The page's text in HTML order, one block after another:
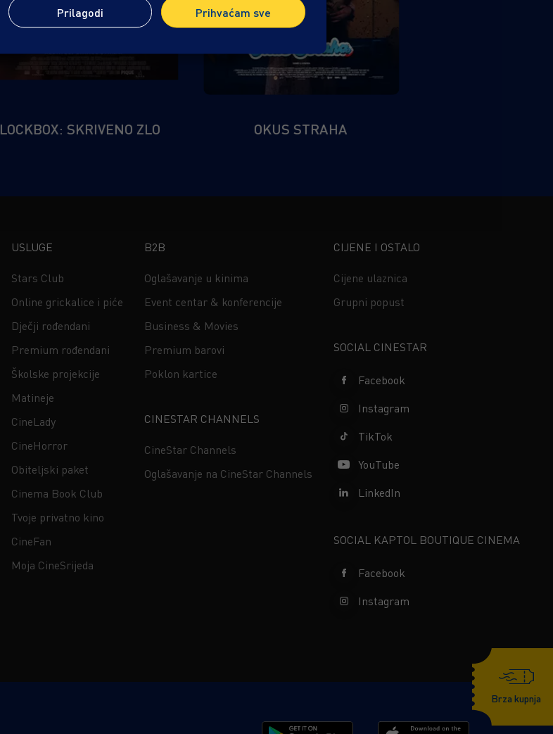
LOCKBOX: SKRIVENO ZLO OKUS STRAHA
USLUGE
Stars Club
Online grickalice i piće
Dječji rođendani
Premium rođendani
Školske projekcije
Matineje
CineLady
CineHorror
Obiteljski paket
Cinema Book Club
Tvoje privatno kino
CineFan
Moja CineSrijeda
B2B
Oglašavanje u kinima
Event centar & konferencije
Business & Movies
Premium barovi
Poklon kartice
CINESTAR CHANNELS
CineStar Channels
Oglašavanje na CineStar Channels
CIJENE I OSTALO
Cijene ulaznica
Grupni popust
SOCIAL CINESTAR
Facebook
Instagram
TikTok
YouTube
LinkedIn
SOCIAL KAPTOL BOUTIQUE CINEMA
Facebook
Instagram
Brza kupnja
Prilagodi Prihvaćam sve